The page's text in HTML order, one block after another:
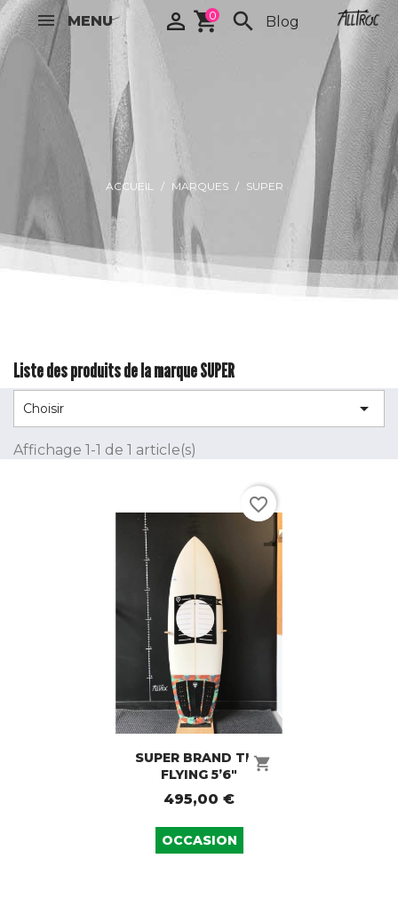
MENU  shopping_cart
0 search Blog
ACCUEIL MARQUES SUPER
Liste des produits de la marque SUPER
Choisir 
Affichage 1-1 de 1 article(s)
shopping_cart
SUPER BRAND THE
FLYING 5’6"
495,00 €
OCCASION
favorite_border